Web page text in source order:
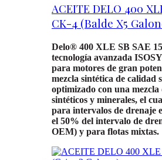
ACEITE DELO 400
CK-4 (Balde X5
Delo® 400 XLE SB SAE
tecnología avanzada
para motores de gran
mezcla sintética de calidad
optimizado con una mezcla
sintéticos y minerales, el
para intervalos de drenaje
el 50% del intervalo de
OEM) y para flotas mixtas.